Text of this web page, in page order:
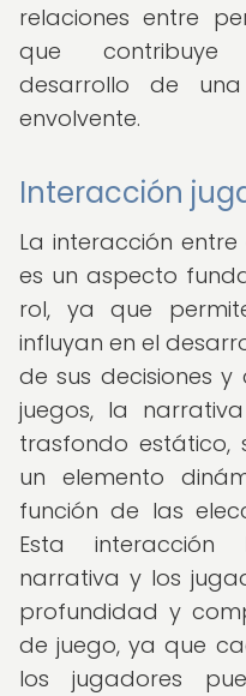
relaciones entre
que contribuye
desarrollo de
envolvente.
Interacción
La interacción
es un aspecto
rol, ya que
influyan en el
de sus decisiones y
juegos, la
trasfondo estático,
un elemento
función de las
Esta interacción
narrativa y los
profundidad y
de juego, ya que
los jugadores